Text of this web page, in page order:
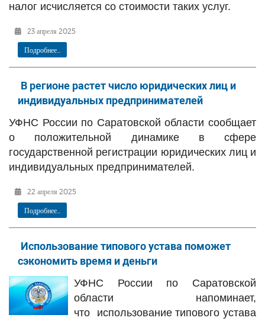
налог исчисляется со стоимости таких услуг.
23 апреля 2025
Подробнее...
В регионе растет число юридических лиц и
индивидуальных предпринимателей
УФНС России по Саратовской области сообщает
о положительной динамике в сфере
государственной регистрации юридических лиц и
индивидуальных предпринимателей.
22 апреля 2025
Подробнее...
Использование типового устава поможет
сэкономить время и деньги
УФНС России по Саратовской
области напоминает,
что
использование типового устава